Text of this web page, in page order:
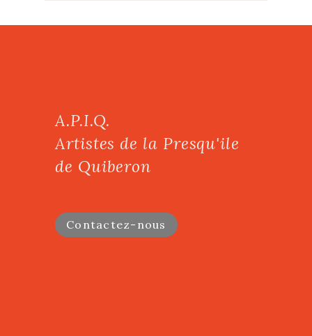
A.P.I.Q.
Artistes de la Presqu'ile
de Quiberon
Contactez-nous